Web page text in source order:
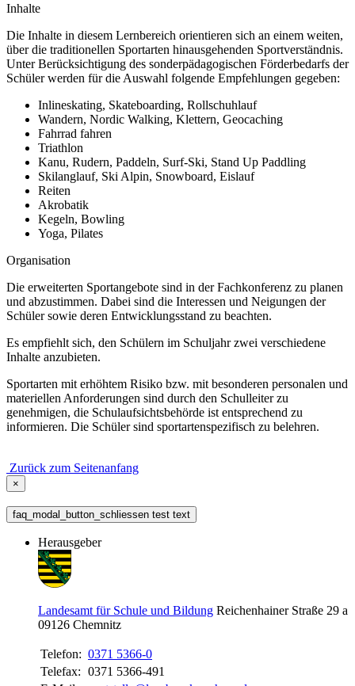
Inhalte
Die Inhalte in diesem Lernbereich orientieren sich an einem weiten,
über die traditionellen Sportarten hinausgehenden Sportverständnis.
Unter Berücksichtigung des sonderpädagogischen Förderbedarfs der
Schüler werden für die Auswahl folgende Empfehlungen gegeben:
Inlineskating, Skateboarding, Rollschuhlauf
Wandern, Nordic Walking, Klettern, Geocaching
Fahrrad fahren
Triathlon
Kanu, Rudern, Paddeln, Surf-Ski, Stand Up Paddling
Skilanglauf, Ski Alpin, Snowboard, Eislauf
Reiten
Akrobatik
Kegeln, Bowling
Yoga, Pilates
Organisation
Die erweiterten Sportangebote sind in der Fachkonferenz zu planen
und abzustimmen. Dabei sind die Interessen und Neigungen der
Schüler sowie deren Entwicklungsstand zu beachten.
Es empfiehlt sich, den Schülern im Schuljahr zwei verschiedene
Inhalte anzubieten.
Sportarten mit erhöhtem Risiko bzw. mit besonderen personalen und
materiellen Anforderungen sind durch den Schulleiter zu
genehmigen, die Schulaufsichtsbehörde ist entsprechend zu
informieren. Die Schüler sind sportartenspezifisch zu belehren.
Zurück zum Seitenanfang
×
faq_modal_button_schliessen test text
Herausgeber
Landesamt für Schule und Bildung Reichenhainer Straße 29 a
09126 Chemnitz
Telefon: 0371 5366-0
Telefax: 0371 5366-491